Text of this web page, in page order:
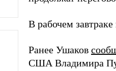
В рабочем
Ранее Ушаков
США Владимира